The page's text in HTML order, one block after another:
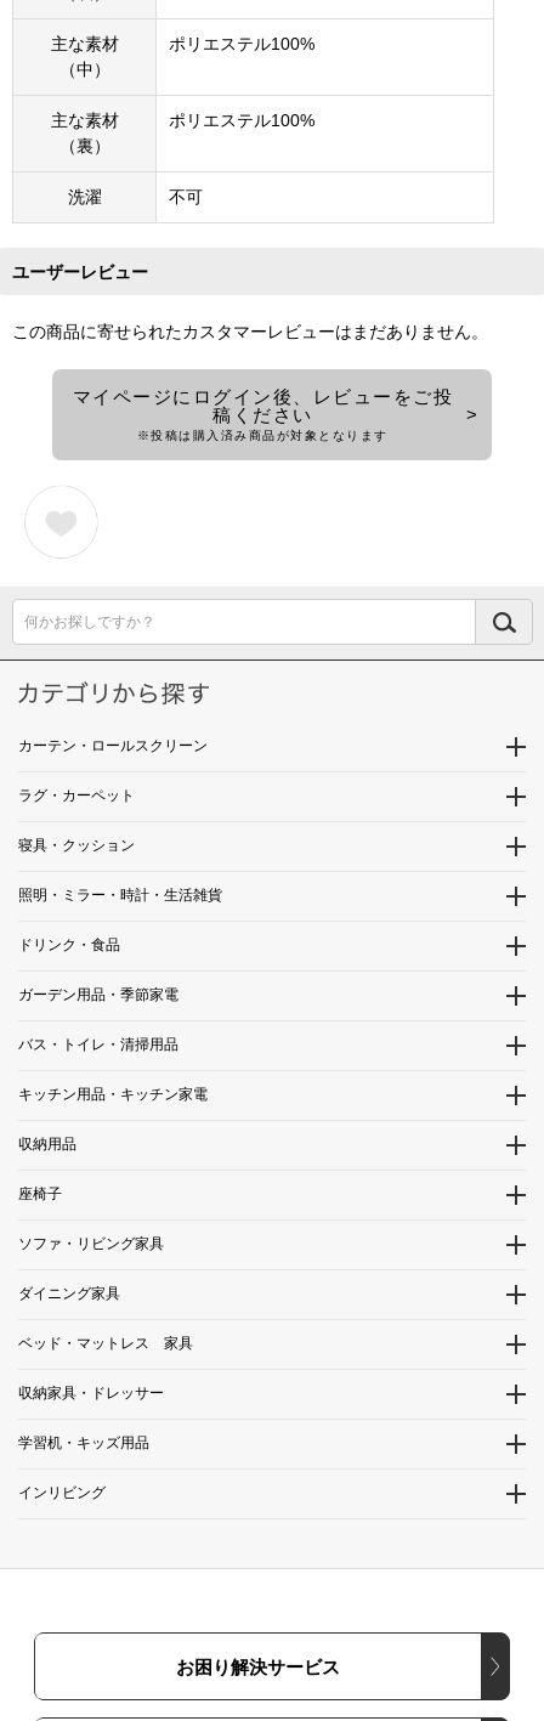
主な素材
（中）
ポリエステル100%
主な素材
（裏）
ポリエステル100%
洗濯 不可
ユーザーレビュー
この商品に寄せられたカスタマーレビューはまだありません。
マイページにログイン後、レビューをご投
稿ください
※投稿は購入済み商品が対象となります
何かお探しですか？
カーテン・ロールスクリーン
ラグ・カーペット
寝具・クッション
照明・ミラー・時計・生活雑貨
ドリンク・食品
ガーデン用品・季節家電
バス・トイレ・清掃用品
キッチン用品・キッチン家電
収納用品
座椅子
ソファ・リビング家具
ダイニング家具
ベッド・マットレス 家具
収納家具・ドレッサー
学習机・キッズ用品
インリビング
お困り解決サービス